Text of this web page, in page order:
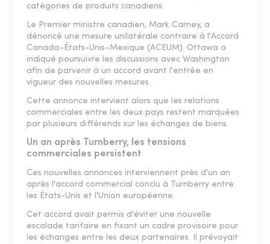
catégories de produits canadiens.
Le Premier ministre canadien, Mark Carney, a
dénoncé une mesure unilatérale contraire à l'Accord
Canada–États-Unis–Mexique (ACEUM). Ottawa a
indiqué poursuivre les discussions avec Washington
afin de parvenir à un accord avant l'entrée en
vigueur des nouvelles mesures.
Cette annonce intervient alors que les relations
commerciales entre les deux pays restent marquées
par plusieurs différends sur les échanges de biens.
Un an après Turnberry, les tensions
commerciales persistent
Ces nouvelles annonces interviennent près d'un an
après l'accord commercial conclu à Turnberry entre
les États-Unis et l'Union européenne.
Cet accord avait permis d'éviter une nouvelle
escalade tarifaire en fixant un cadre provisoire pour
les échanges entre les deux partenaires. Il prévoyait